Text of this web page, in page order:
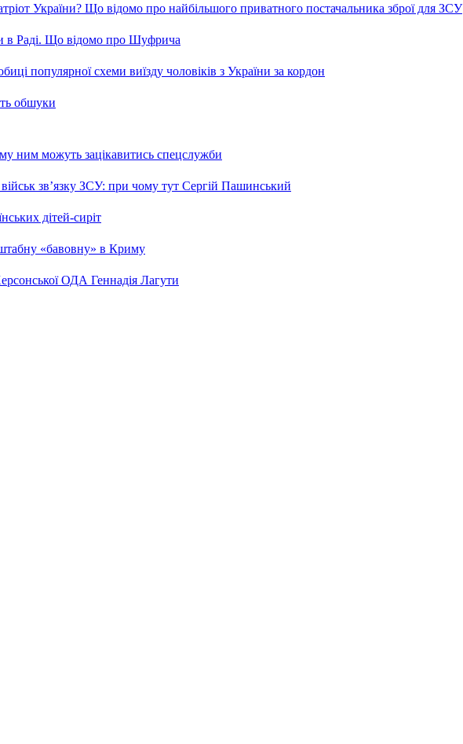
України? Що відомо про найбільшого приватного постачальника зброї для ЗСУ
в Раді. Що відомо про Шуфрича
популярної схеми виїзду чоловіків з України за кордон
обшуки
ним можуть зацікавитись спецслужби
зв’язку ЗСУ: при чому тут Сергій Пашинський
дітей-сиріт
«бавовну» в Криму
ОДА Геннадія Лагути